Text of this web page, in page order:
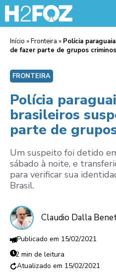
Início »Fronteira » Polícia
de fazer parte de grupos
FRONTEIRA
Polícia
brasileiros
parte de
Um suspeito foi detido
sábado à noite, e
para verificar sua
Brasil.
Claudio Dalla
15/02/2021
2 min de leitura
15/02/2021